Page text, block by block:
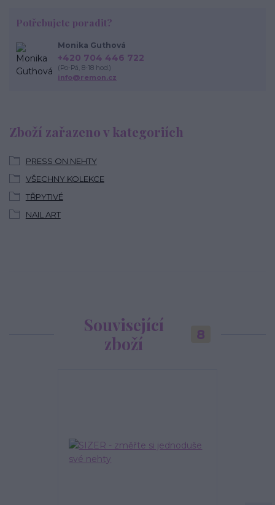
Zboží zařazeno v kategoriích
PRESS ON NEHTY
VŠECHNY KOLEKCE
TŘPYTIVÉ
NAIL ART
Potřebujete poradit?
Monika Guthová
+420 704 446 722
(Po-Pá, 8-18 hod.)
info@remon.cz
Související
zboží
8